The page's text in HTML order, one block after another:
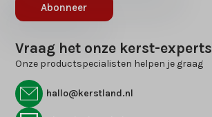
Abonneer
Vraag het onze kerst-experts
Onze productspecialisten helpen je graag
hallo@kerstland.nl